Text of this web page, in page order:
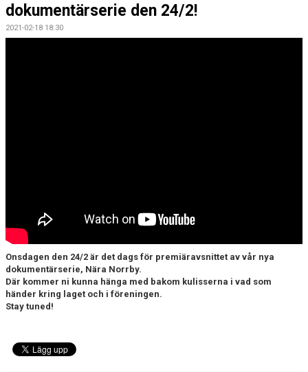
NYHETER
TABELL ETTAN SÖDRA 2025
dokumentärserie den 24/2!
2021-02-18 18:30
Onsdagen den 24/2 är det dags för premiäravsnittet av vår nya
dokumentärserie, Nära Norrby.
Där kommer ni kunna hänga med bakom kulisserna i vad som
händer kring laget och i föreningen.
Stay tuned!